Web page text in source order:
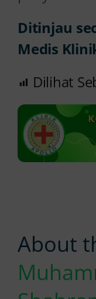
Ditinjau
Medis
Dilihat
About